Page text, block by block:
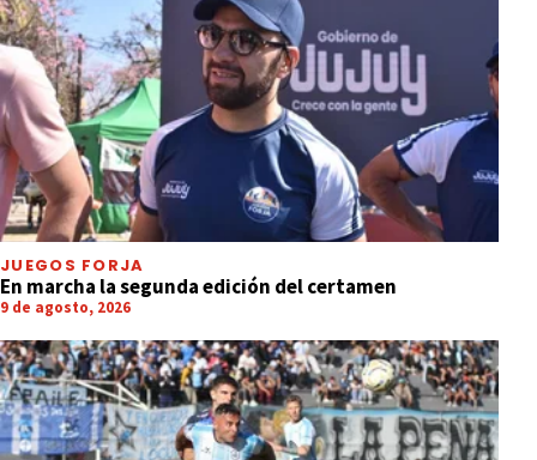
JUEGOS FORJA
En marcha la segunda edición del certamen
9 de agosto, 2026